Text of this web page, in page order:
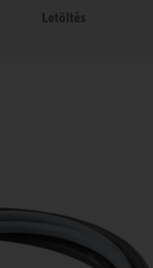
Letöltés